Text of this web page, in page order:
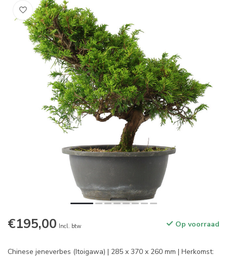
€195,00 Incl. btw Op voorraad
Chinese jeneverbes (Itoigawa) | 285 x 370 x 260 mm | Herkomst: